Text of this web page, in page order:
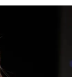
modes nedēļas
pasākumiem